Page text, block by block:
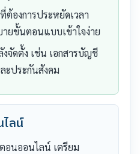
ต้องการประหยัดเวลา
ยขั้นตอนแบบเข้าใจง่าย
จัดตั้ง เช่น เอกสารบัญชี
ะประกันสังคม
ลน์
อนออนไลน์ เตรียม